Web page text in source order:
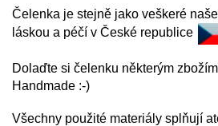
Čelenka je stejně jako veškeré
láskou a péčí v České republice
Dolaďte si čelenku některým
Handmade :-)
Všechny použité materiály splňují